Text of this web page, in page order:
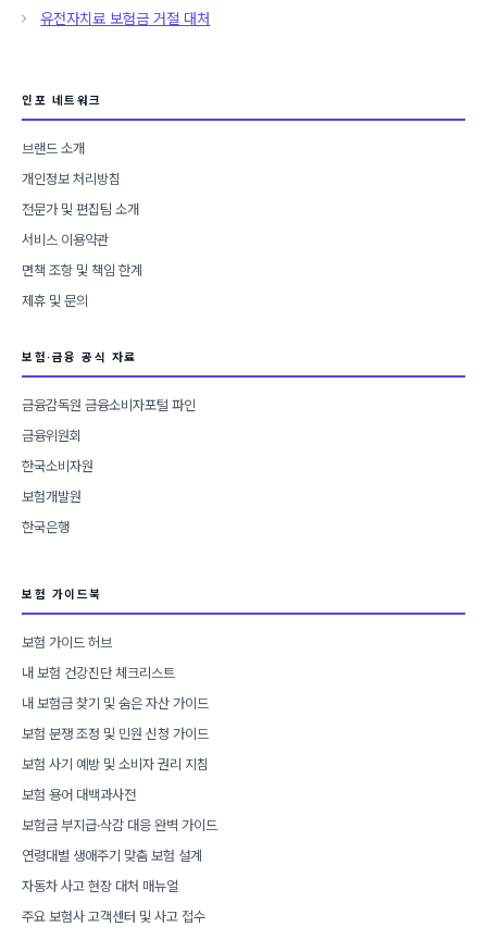
리
유전자치료 보험금 거절 대처
인포 네트워크
브랜드 소개
개인정보 처리방침
전문가 및 편집팀 소개
서비스 이용약관
면책 조항 및 책임 한계
제휴 및 문의
보험·금융 공식 자료
금융감독원 금융소비자포털 파인
금융위원회
한국소비자원
보험개발원
한국은행
보험 가이드북
보험 가이드 허브
내 보험 건강진단 체크리스트
내 보험금 찾기 및 숨은 자산 가이드
보험 분쟁 조정 및 민원 신청 가이드
보험 사기 예방 및 소비자 권리 지침
보험 용어 대백과사전
보험금 부지급·삭감 대응 완벽 가이드
연령대별 생애주기 맞춤 보험 설계
자동차 사고 현장 대처 매뉴얼
주요 보험사 고객센터 및 사고 접수